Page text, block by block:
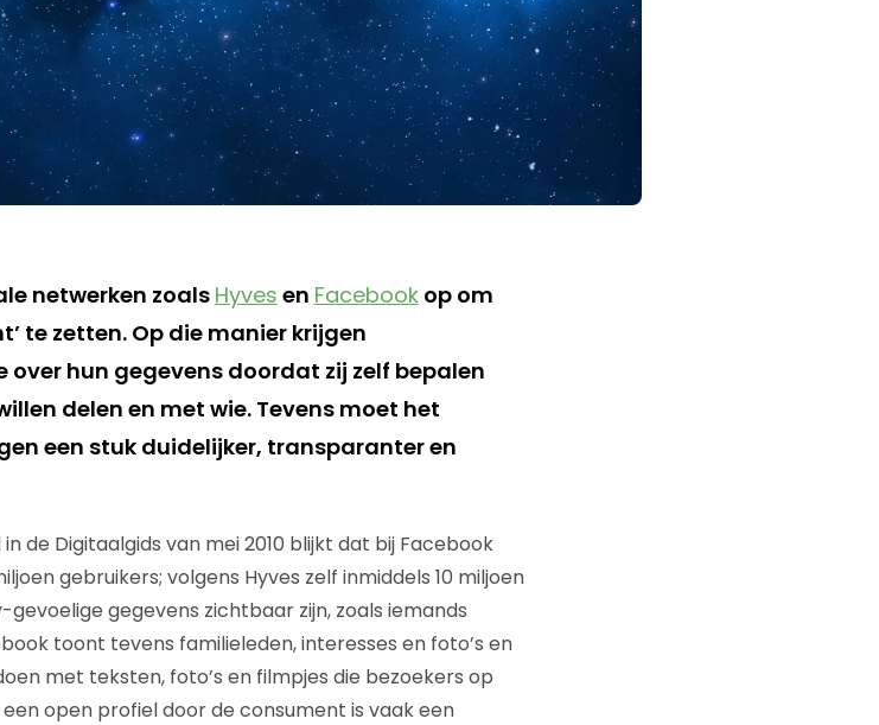
netwerken zoals Hyves en Facebookop om
te zetten. Op die manier krijgen
hun gegevens doordat zij zelf bepalen
delen en met wie. Tevens moet het
een stuk duidelijker, transparanter en
de Digitaalgids van mei 2010 blijkt dat bij Facebook
gebruikers; volgens Hyves zelf inmiddels 10 miljoen
gegevens zichtbaar zijn, zoals iemands
toont tevens familieleden, interesses en foto’s en
met teksten, foto’s en filmpjes die bezoekers op
open profiel door de consument is vaak een